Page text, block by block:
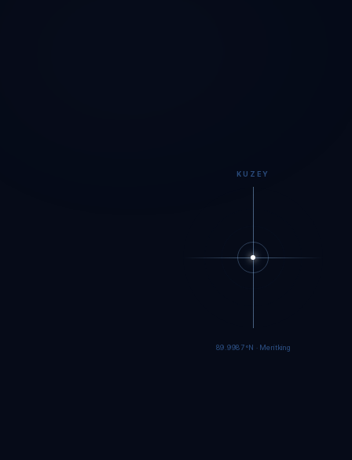
KUZEY
89.9984°N · Meritking